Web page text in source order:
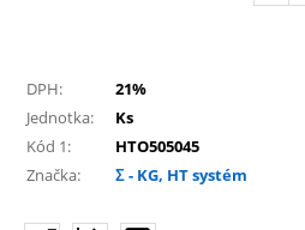
DPH:
21%
Jednotka:
Ks
Kód 1:
HTO505045
Značka:
Σ - KG, HT systém